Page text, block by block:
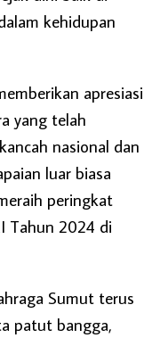
kehidupan
apresiasi
yang telah
nasional dan
luar biasa
peringkat
Tahun 2024 di
Sumut terus
patut bangga,